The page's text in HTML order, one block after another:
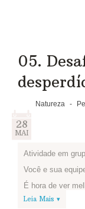
05.
Natureza -
28
MAI
Atividade em
Você e sua
É hora de ver
água em sua
Leia Mais ▾